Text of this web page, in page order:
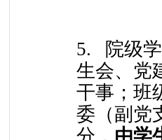
5.
院级
生会、党
干事；班
委（副党
分， 由学